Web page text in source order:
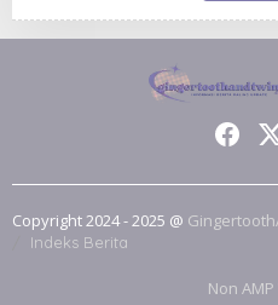
Copyright 2024 - 2025 @
Indeks Berita
Non